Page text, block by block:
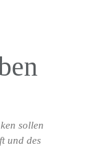
sollen
und des